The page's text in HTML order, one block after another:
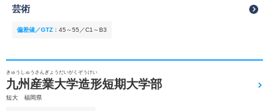
芸術
偏差値／GTZ ： 45～55／C1～B3
きゅうしゅうさんぎょうだいがくぞうけい
九州産業大学造形短期大学部
短大 福岡県